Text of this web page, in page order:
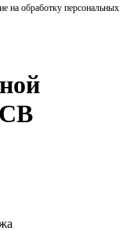
на обработку персональных